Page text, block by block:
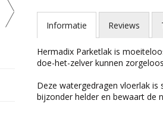
Informatie Reviews
Hermadix Parketlak is
doe-het-zelver kunnen
Deze watergedragen vloerlak
bijzonder helder en bewaart de